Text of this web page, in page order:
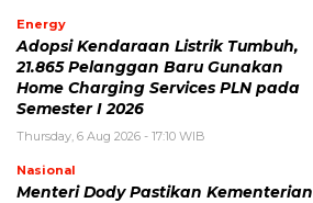
Energy
Adopsi Kendaraan Listrik Tumbuh,
21.865 Pelanggan Baru Gunakan
Home Charging Services PLN pada
Semester I 2026
Thursday, 6 Aug 2026 - 17:10 WIB
Nasional
Menteri Dody Pastikan Kementerian